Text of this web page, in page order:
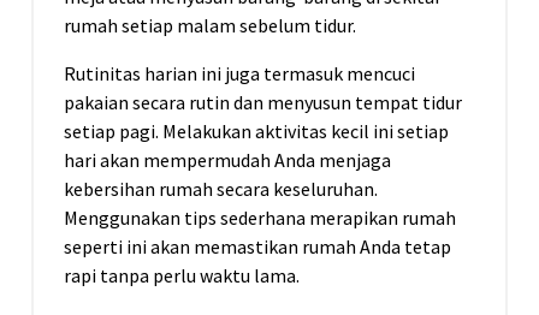
rumah setiap malam sebelum tidur.
Rutinitas harian ini juga termasuk mencuci
pakaian secara rutin dan menyusun tempat tidur
setiap pagi. Melakukan aktivitas kecil ini setiap
hari akan mempermudah Anda menjaga
kebersihan rumah secara keseluruhan.
Menggunakan tips sederhana merapikan rumah
seperti ini akan memastikan rumah Anda tetap
rapi tanpa perlu waktu lama.